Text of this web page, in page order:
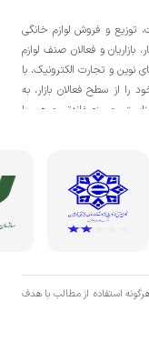
توزيع و فروش لوازم خانگی
بازاريان و فعالان صنف لوازم
نوين و تجارت الكترونيک، با
را از سطح فعالان بازار، به
و منصفانه‌تر و هم با
نقاط ميهنمان باشد.
و انتخاب زمان، امکان پذیر
استفاده از مطالب با هدف